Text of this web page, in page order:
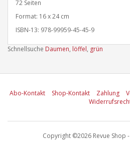
72 Seiten
Format: 16 x 24 cm
ISBN-13: 978-99959-45-45-9
Schnellsuche Daumen, löffel, grün
Abo-Kontakt Shop-Kontakt Zahlung
Copyright ©2026 Revue Shop